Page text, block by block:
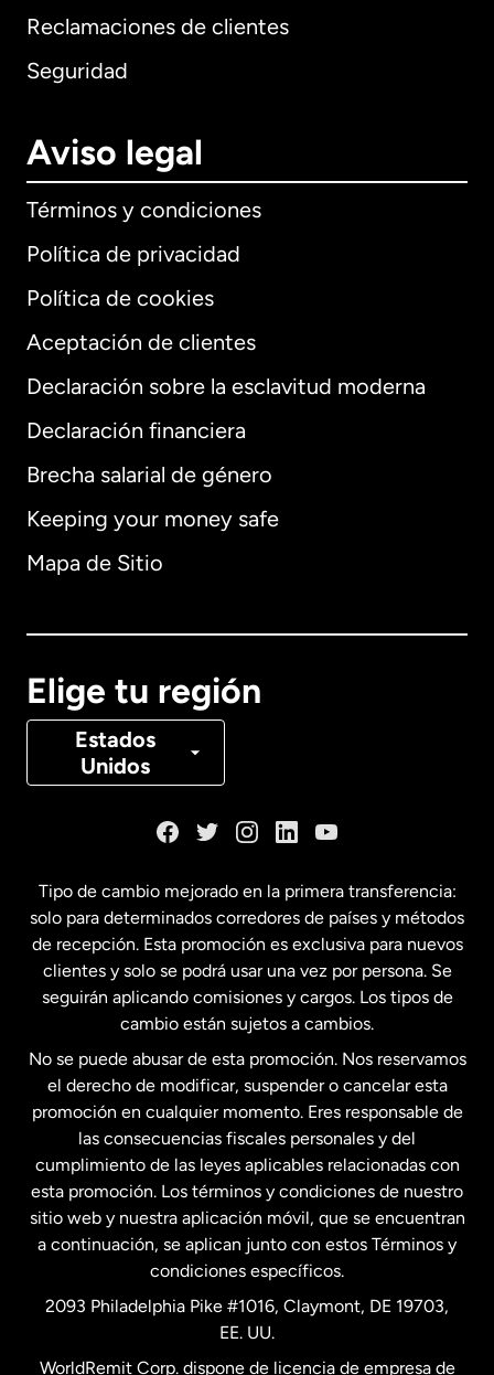
Reclamaciones de clientes
Seguridad
Aviso legal
Términos y condiciones
Política de privacidad
Política de cookies
Aceptación de clientes
Declaración sobre la esclavitud moderna
Declaración financiera
Brecha salarial de género
Keeping your money safe
Mapa de Sitio
Elige tu región
Estados
Unidos
Internacional English
Alemania
Canadá Français
Estados Unidos English
Estados Unidos Español
Francia
Malasia
Nueva Zelanda
Países Bajos
Tipo de cambio mejorado en la primera transferencia:
solo para determinados corredores de países y métodos
de recepción. Esta promoción es exclusiva para nuevos
clientes y solo se podrá usar una vez por persona. Se
seguirán aplicando comisiones y cargos. Los tipos de
cambio están sujetos a cambios.
No se puede abusar de esta promoción. Nos reservamos
el derecho de modificar, suspender o cancelar esta
promoción en cualquier momento. Eres responsable de
las consecuencias fiscales personales y del
cumplimiento de las leyes aplicables relacionadas con
esta promoción. Los términos y condiciones de nuestro
sitio web y nuestra aplicación móvil, que se encuentran
a continuación, se aplican junto con estos Términos y
condiciones específicos.
2093 Philadelphia Pike #1016, Claymont, DE 19703,
EE. UU.
WorldRemit Corp. dispone de licencia de empresa de